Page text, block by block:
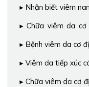
Nhận biết viêm
Chữa viêm da
Bệnh viêm da cơ
Viêm da tiếp xúc
Chữa viêm da cơ